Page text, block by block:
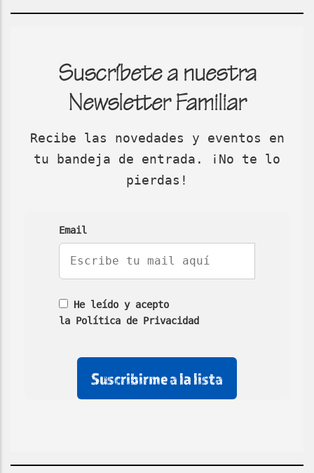
Suscríbete a nuestra
Newsletter Familiar
Recibe las novedades y eventos en
tu bandeja de entrada. ¡No te lo
pierdas!
Email
He leído y acepto
la Política de Privacidad
rellenar
campo
rellenar
campo
casilla